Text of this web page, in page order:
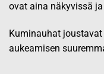
ovat aina näkyvissä
Kuminauhat
aukeamisen